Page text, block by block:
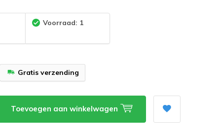
Voorraad: 1
Gratis verzending
Toevoegen aan winkelwagen